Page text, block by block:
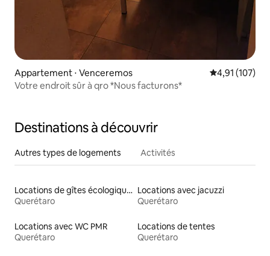
Appartement ⋅ Venceremos Évaluation
4,91 (107)
Votre endroit sûr à qro *Nous facturons*
Destinations à découvrir
Autres types de logements Activités
Locations de gîtes écologiques
Querétaro
Locations avec jacuzzi
Querétaro
Locations avec WC PMR
Querétaro
Locations de tentes
Querétaro